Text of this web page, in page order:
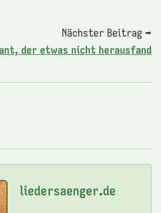
Nächster Beitrag ➡
der etwas nicht herausfand
liedersaenger.de